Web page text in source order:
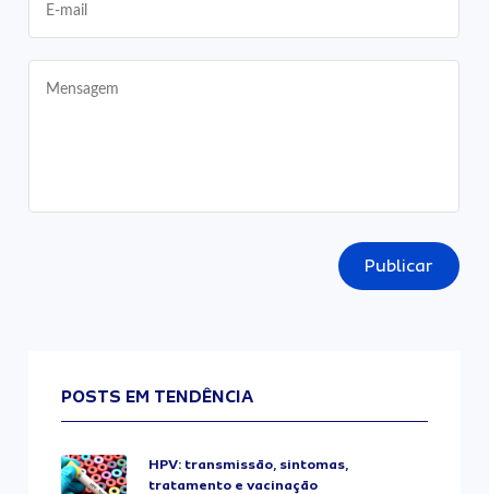
Publicar
POSTS EM TENDÊNCIA
HPV: transmissão, sintomas,
tratamento e vacinação